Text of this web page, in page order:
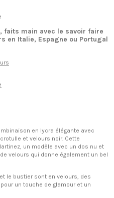
faits main avec le savoir faire
en Italie, Espagne ou Portugal
en lycra élégante avec
et velours noir. Cette
un modèle avec un dos nu et
velours qui donne également un bel
le bustier sont en velours, des
un touche de glamour et un